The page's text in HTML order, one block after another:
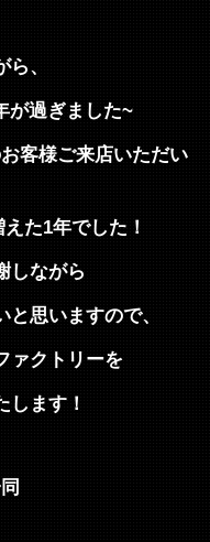
、
が過ぎました~
客様ご来店いただい
た1年でした！
しながら
思いますので、
ァクトリーを
します！